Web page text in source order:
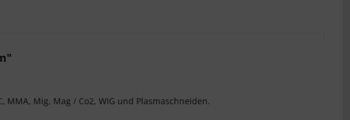
Mig, Mag / Co2, WIG und Plasmaschneiden.